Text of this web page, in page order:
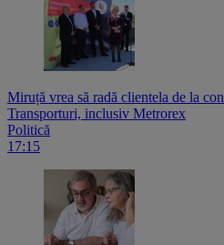
Miruță vrea să radă clientela de la
Transporturi, inclusiv Metrorex
Politică
17:15